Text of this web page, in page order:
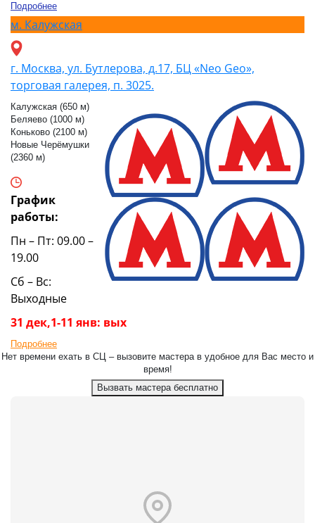
Подробнее
м. Калужская
г. Москва, ул. Бутлерова, д.17, БЦ «Neo Geo»,
торговая галерея, п. 3025.
Калужская (650 м)
Беляево (1000 м)
Коньково (2100 м)
Новые Черёмушки
(2360 м)
График
работы:
Пн – Пт: 09.00 –
19.00
Сб – Вс:
Выходные
31 дек,1-11 янв: вых
Подробнее
Нет времени ехать в СЦ – вызовите мастера в удобное для Вас место и
время!
Вызвать мастера бесплатно